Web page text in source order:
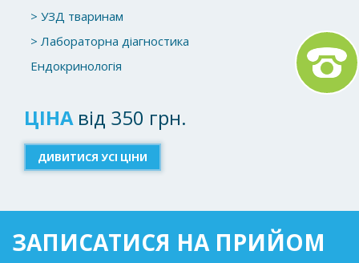
> УЗД тваринам
> Лабораторна діагностика
Ендокринологія
ЦІНА від 350 грн.
ДИВИТИСЯ УСІ ЦІНИ
ЗАПИСАТИСЯ НА ПРИЙОМ